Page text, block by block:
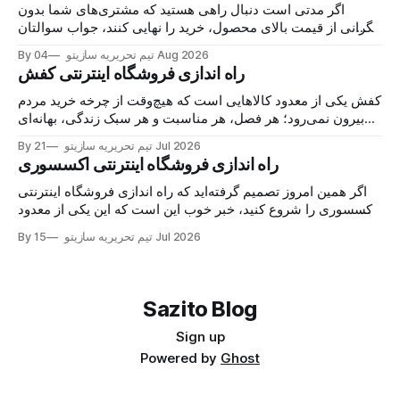
اگر مدتی است دنبال راهی هستید که مشتری‌های شما بدون
نگرانی از قیمت بالای محصول، خرید را نهایی کنند، جواب سوالتان
کالا را می‌خرد، هزینه را در چند قسط پرداخت می‌کند و شما همان
لحظه پول
By تیم تحریریه سازیتو 04 Aug 2026
راه اندازی فروشگاه اینترنتی کفش
کفش یکی از معدود کالاهایی است که هیچ‌وقت از چرخه خرید مردم
بیرون نمی‌رود؛ هر فصل، هر مناسبت و هر سبک زندگی، بهانه‌ای
تازه می‌خواهید وارد این بازار شوید، خبر خوب این است
By تیم تحریریه سازیتو 21 Jul 2026
راه اندازی فروشگاه اینترنتی اکسسوری
اگر همین امروز تصمیم گرفته‌اید که راه اندازی فروشگاه اینترنتی
اکسسوری را شروع کنید، خبر خوب این است که این یکی از معدود
درآمدش واقعاً باز است. اکسسوری جزو آن دسته محصولاتی‌ست
By تیم تحریریه سازیتو 15 Jul 2026
Sazito Blog
Sign up
Powered by Ghost